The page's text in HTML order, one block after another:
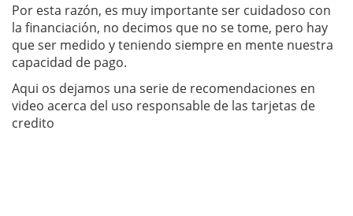
Por esta razón, es muy importante ser cuidadoso con
la financiación, no decimos que no se tome, pero hay
que ser medido y teniendo siempre en mente nuestra
capacidad de pago.
Aqui os dejamos una serie de recomendaciones en
video acerca del uso responsable de las tarjetas de
credito